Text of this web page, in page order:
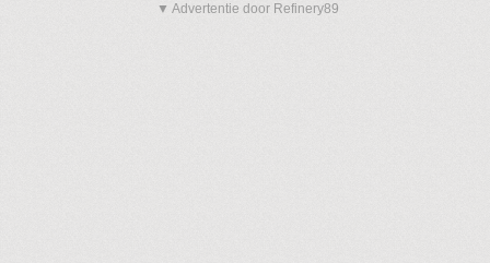
▼ Advertentie door Refinery89